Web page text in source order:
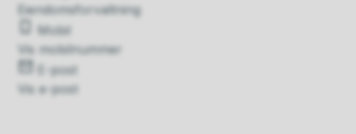
Eiendomsforvaltning
Mobil
Vis mobilnummer
E-post
Vis e-post